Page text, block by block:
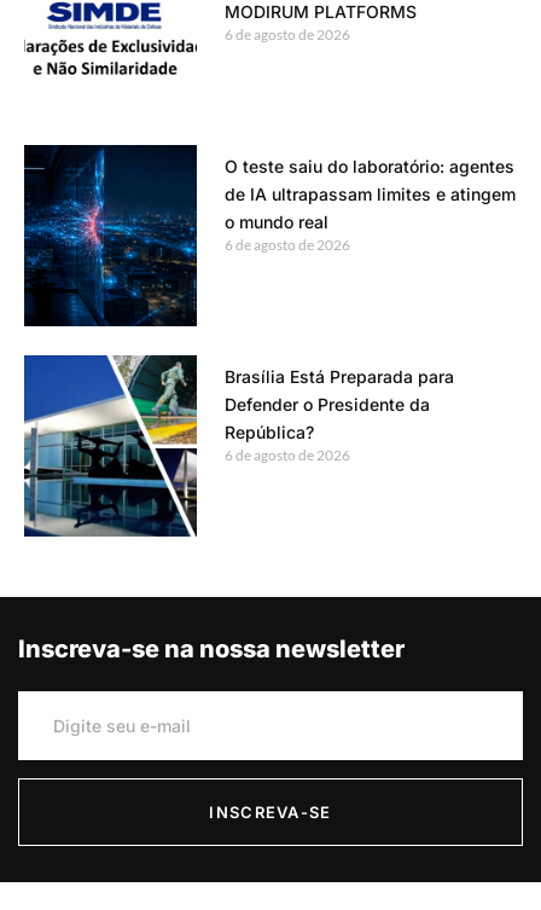
MODIRUM PLATFORMS
6 de agosto de 2026
O teste saiu do laboratório: agentes
de IA ultrapassam limites e atingem
o mundo real
6 de agosto de 2026
Brasília Está Preparada para
Defender o Presidente da
República?
6 de agosto de 2026
Inscreva-se na nossa newsletter
INSCREVA-SE